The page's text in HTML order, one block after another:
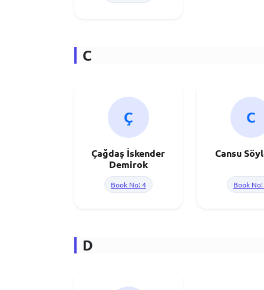
C
Ç
Çağdaş İskender
Demirok
Book No: 4
C
Cansu
Book
D